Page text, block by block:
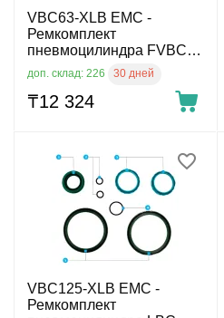
VBC63-XLB EMC -
Ремкомплект
пневмоцилиндра FVBC,
диам. 63 мм
доп. склад: 226 30 дней
₸12 324
VBC125-XLB EMC -
Ремкомплект